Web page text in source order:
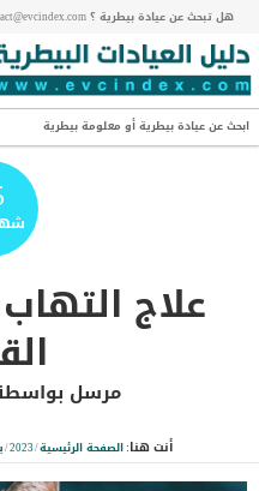
هل تبحث عن عيادة بيطرية ؟ contact@evcindex.com
ابحث عن عيادة بيطرية أو معلومة بيطرية
علاج
مرسل
أنت هنا:الصفحة الرئيسية/
2023
/